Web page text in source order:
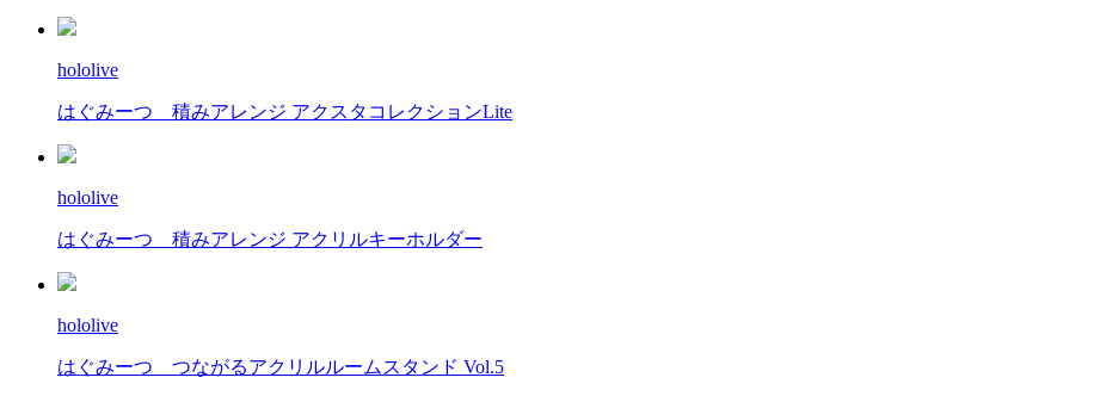
hololive
はぐみーつ 積みアレンジ アクスタコレクションLite
hololive
はぐみーつ 積みアレンジ アクリルキーホルダー
hololive
はぐみーつ つながるアクリルルームスタンド Vol.5